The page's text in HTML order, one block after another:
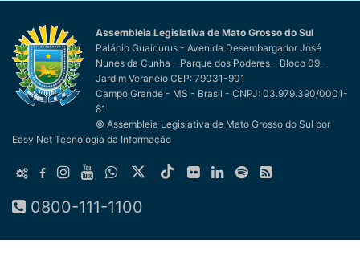
Assembleia Legislativa de Mato Grosso do Sul
Palácio Guaicurus - Avenida Desembargador José
Nunes da Cunha - Parque dos Poderes - Bloco 09 -
Jardim Veraneio CEP: 79031-901
Campo Grande - MS - Brasil - CNPJ: 03.979.390/0001-
81
© Assembleia Legislativa de Mato Grosso do Sul por
Easy Net Tecnologia da Informação
0800-111-1100